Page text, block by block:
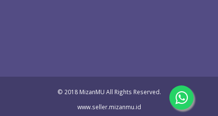
© 2018 MizanMU All Rights Reserved.
www.seller.mizanmu.id